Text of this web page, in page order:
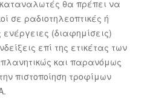
θα πρέπει να
σε ραδιοτηλεοπτικές ή
ενέργειες (διαφημίσεις)
επί της ετικέτας των
και παρανόμως
πιστοποίηση τροφίμων